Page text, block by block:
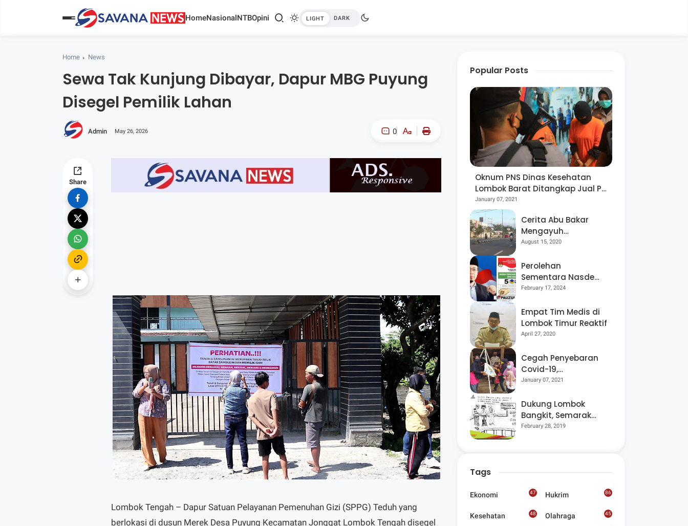
HomeNasionalNTBOpini
Home News
Sewa Tak Kunjung Dibayar, Dapur MBG Puyung
Disegel Pemilik Lahan
Admin May 26, 2026 0
A-
Share
Lombok Tengah – Dapur Satuan Pelayanan Pemenuhan Gizi (SPPG) Teduh yang
berlokasi di dusun Merek Desa Puyung Kecamatan Jonggat Lombok Tengah disegel
Popular Posts
Oknum PNS Dinas Kesehatan
Lombok Barat Ditangkap Jual Pil
Ekstasi
January 07, 2021
Cerita Abu Bakar
Mengayuh
Sepedanya Selama
Menggelorakan
Kemerdekaan
August 15, 2020
Perolehan
Sementara Nasdem
Lobar Tertinggi,
Berpeluang “Rebut”
Kursi Dapil 3
February 17, 2024
Empat Tim Medis di
Lombok Timur Reaktif
April 27, 2020
Cegah Penyebaran
Covid-19,
Bhabinkamtibmas
Kegiatan Posyandu
January 07, 2021
Dukung Lombok
Bangkit, Semarak
Pesta Rakyat
Seniman Di Lombok
February 28, 2019
Tags
Ekonomi 47 Hukrim 86
Kesehatan 48 Olahraga 45